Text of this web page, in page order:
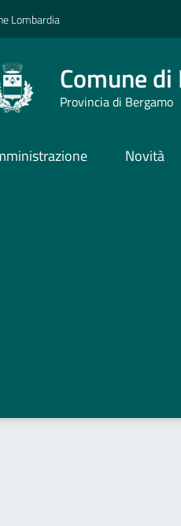
Lombardia
Comune di
Provincia di Bergamo
Novità